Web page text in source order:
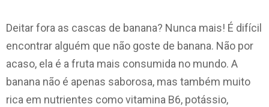
Deitar fora as cascas de banana? Nunca mais! É difícil
encontrar alguém que não goste de banana. Não por
acaso, ela é a fruta mais consumida no mundo. A
banana não é apenas saborosa, mas também muito
rica em nutrientes como vitamina B6, potássio,